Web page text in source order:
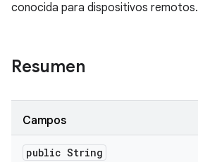
conocida para dispositivos remotos.
Resumen
Campos
public String